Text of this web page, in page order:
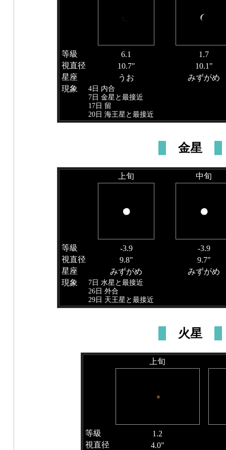
等級 6.1
1.7
視直径
10.7"
10.1"
星座
うお
みずがめ
現象
4日 内合
7日 金星と最接近
17日 留
20日 海王星と最接近
金星
上旬 中旬
等級 -3.9
-3.9
視直径
9.8"
9.7"
星座
みずがめ
みずがめ
現象
7日 水星と最接近
26日 外合
29日 天王星と最接近
火星
上旬
等級
1.2
視直径
4.0"